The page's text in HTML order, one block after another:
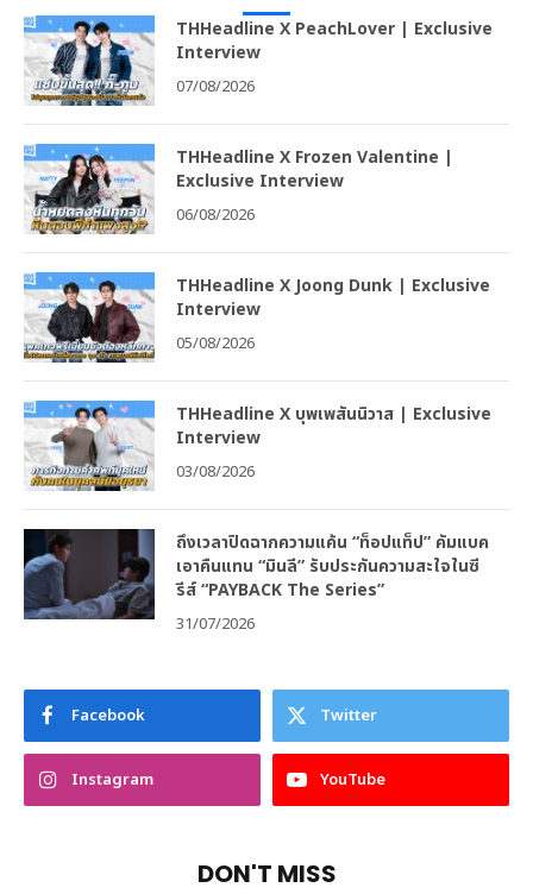
THHeadline X PeachLover | Exclusive
Interview
07/08/2026
THHeadline X Frozen Valentine |
Exclusive Interview
06/08/2026
THHeadline X Joong Dunk | Exclusive
Interview
05/08/2026
THHeadline X บุพเพสันนิวาส | Exclusive
Interview
03/08/2026
ถึงเวลาปิดฉากความแค้น “ท็อปแท็ป” คัมแบค
เอาคืนแทน “มินลี” รับประกันความสะใจในซี
รีส์ “PAYBACK The Series”
31/07/2026
Facebook Twitter
Instagram YouTube
DON'T MISS